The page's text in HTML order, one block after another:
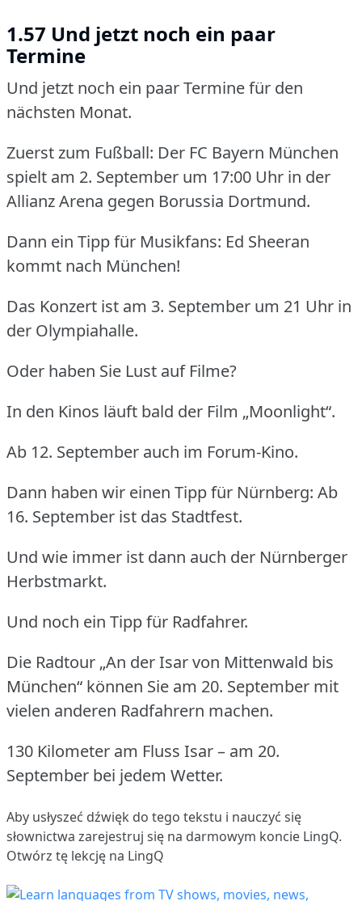
1.57 Und jetzt noch ein paar
Termine
Und jetzt noch ein paar Termine für den
nächsten Monat.
Zuerst zum Fußball: Der FC Bayern München
spielt am 2. September um 17:00 Uhr in der
Allianz Arena gegen Borussia Dortmund.
Dann ein Tipp für Musikfans: Ed Sheeran
kommt nach München!
Das Konzert ist am 3. September um 21 Uhr in
der Olympiahalle.
Oder haben Sie Lust auf Filme?
In den Kinos läuft bald der Film „Moonlight“.
Ab 12. September auch im Forum-Kino.
Dann haben wir einen Tipp für Nürnberg: Ab
16. September ist das Stadtfest.
Und wie immer ist dann auch der Nürnberger
Herbstmarkt.
Und noch ein Tipp für Radfahrer.
Die Radtour „An der Isar von Mittenwald bis
München“ können Sie am 20. September mit
vielen anderen Radfahrern machen.
130 Kilometer am Fluss Isar – am 20.
September bei jedem Wetter.
Aby usłyszeć dźwięk do tego tekstu i nauczyć się
słownictwa zarejestruj się na darmowym koncie LingQ.
Otwórz tę lekcję na LingQ